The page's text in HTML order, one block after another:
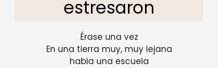
estresaron
Érase una vez
En una tierra muy, muy lejana
habia una escuela